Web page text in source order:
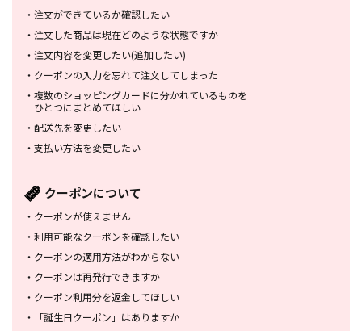
・ 注文ができているか確認したい
・ 注文した商品は現在どのような状態ですか
・ 注文内容を変更したい(追加したい)
・ クーポンの入力を忘れて注文してしまった
・ 複数のショッピングカードに分かれているものを
ひとつにまとめてほしい
・ 配送先を変更したい
・ 支払い方法を変更したい
クーポンについて
・ クーポンが使えません
・ 利用可能なクーポンを確認したい
・ クーポンの適用方法がわからない
・ クーポンは再発行できますか
・ クーポン利用分を返金してほしい
・
「誕生日クーポン」はありますか